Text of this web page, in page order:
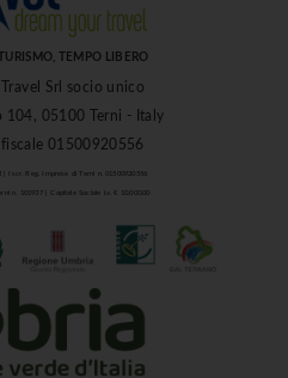
TEMPO LIBERO
Srl socio unico
104, 05100 Terni - Italy
fiscale 01500920556
Iscr. Reg. Imprese di Terni n. 01500920556
n. 101937 | Capitale Sociale i.v. € 10.000,00